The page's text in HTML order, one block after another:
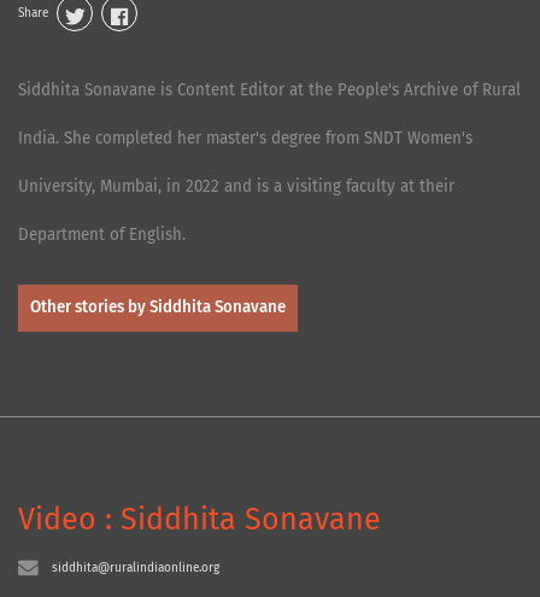
Share
Siddhita Sonavane is Content Editor at the People's Archive of Rural
India. She completed her master's degree from SNDT Women's
University, Mumbai, in 2022 and is a visiting faculty at their
Department of English.
Other stories by Siddhita Sonavane
Video : Siddhita Sonavane
siddhita@ruralindiaonline.org